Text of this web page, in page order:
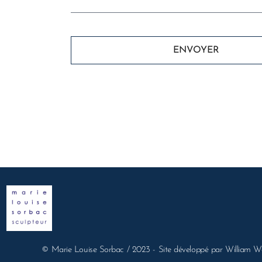
ENVOYER
© Marie Louise Sorbac / 2023 - Site développé par William